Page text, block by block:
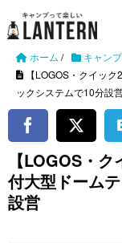
ホーム / キャン
【LOGOS・クイッ
ックシステムで10分設
【LOGOS・
付大型ドーム
設営